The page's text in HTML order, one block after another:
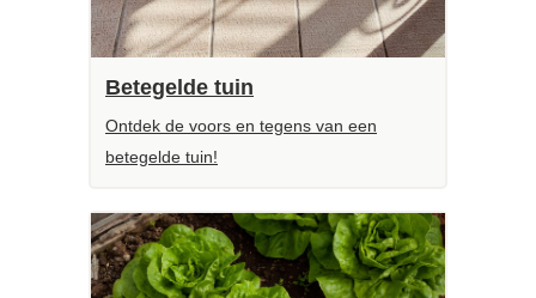
Betegelde tuin
Ontdek de voors en tegens van een
betegelde tuin!